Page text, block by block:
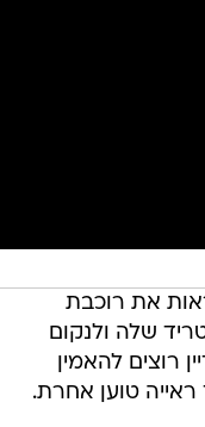
את רוכבת
שלה ולנקום
רוצים להאמין
טוען אחרת.